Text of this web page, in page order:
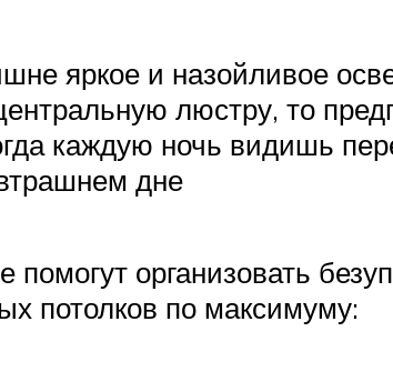
яркое и назойливое
люстру, то
каждую ночь видишь
дне
организовать
потолков по максимуму: